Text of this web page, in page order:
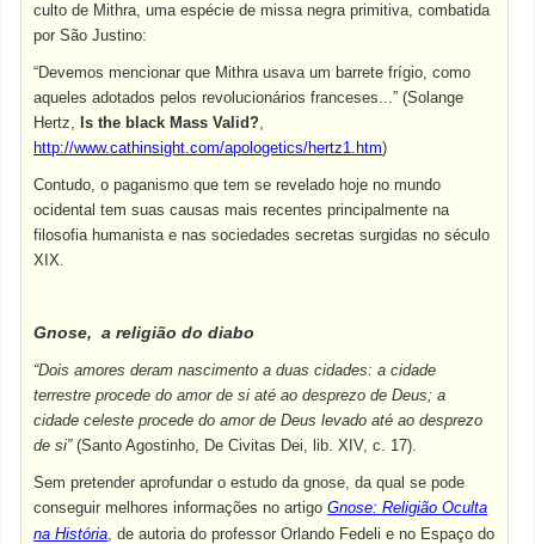
culto de Mithra, uma espécie de missa negra primitiva, combatida
por São Justino:
“Devemosmencionar que Mithra usavaum barrete frígio,como
aqueles adotadospelos revolucionários franceses...” (Solange
Hertz, Is the black Mass Valid?,
http://www.cathinsight.com/apologetics/hertz1.htm)
Contudo, opaganismo que tem se revelado hoje nomundo
ocidental temsuas causas mais recentes principalmente na
filosofia humanistae nassociedades secretas surgidas noséculo
XIX.
Gnose, areligião dodiabo
“Dois amores deram nascimento a duascidades: acidade
terrestre procede doamordesi até aodesprezo deDeus; a
cidade celeste procede doamordeDeus levado até aodesprezo
desi”(Santo Agostinho, De Civitas Dei, lib. XIV, c. 17).
Sem pretender aprofundar o estudo da gnose, da qual se pode
conseguir melhores informações no artigoGnose: Religião Oculta
na História, de autoria do professor Orlando Fedeli e no Espaço do